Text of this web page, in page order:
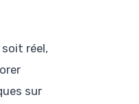
réel,
sur